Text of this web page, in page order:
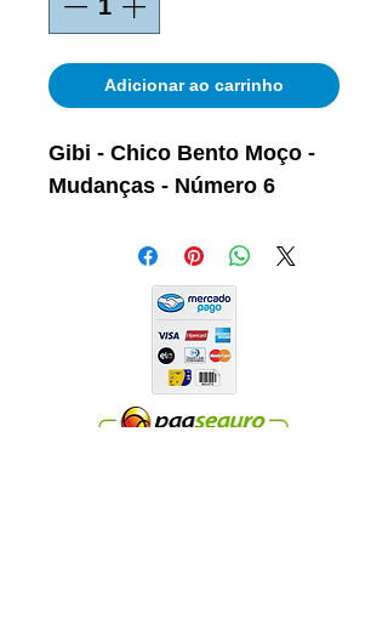
Adicionar ao carrinho
Gibi - Chico Bento Moço -
Mudanças - Número 6